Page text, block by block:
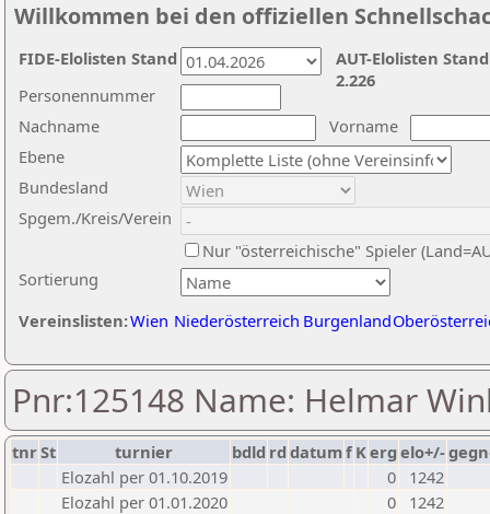
Willkommen bei den offiziellen
Nachname
Vorname
Ebene
Sortierung
Personennummer
Bundesland
Spgem./Kreis/Verein
Nur "österreichische" Spieler
Vereinslisten:Wien Niederösterreich Burgenland
AUT-Elolisten
2.226
FIDE-Elolisten Stand
Pnr:125148 Name: Helmar
tnrSt turnier bdld rd datumf Kerg elo+/-
Elozahl per 01.10.2019
0
1242
Elozahl per 01.01.2020
0
1242